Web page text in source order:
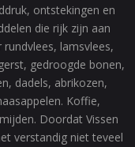
ontstekingen en
die rijk zijn aan
lamsvlees,
gedroogde bonen,
dadels, abrikozen,
Koffie,
Doordat Vissen
verstandig niet teveel